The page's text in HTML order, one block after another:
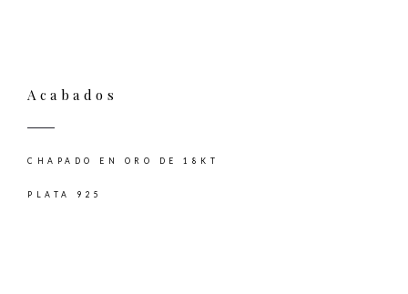
Acabados
CHAPADO EN ORO DE 18KT
PLATA 925